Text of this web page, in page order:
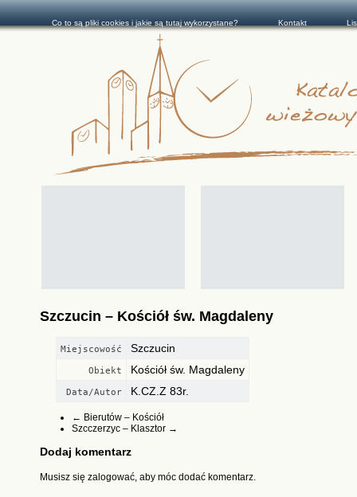
Szczucin – Kościół św. Magdaleny
Miejscowość Szczucin
Obiekt Kościół św. Magdaleny
Data/Autor K.CZ.Z 83r.
← Bierutów – Kościół
Szcczerzyc – Klasztor →
Dodaj komentarz
Musisz się zalogować, aby móc dodać komentarz.
Co to są pliki cookies i jakie są tutaj wykorzystane? Kontakt